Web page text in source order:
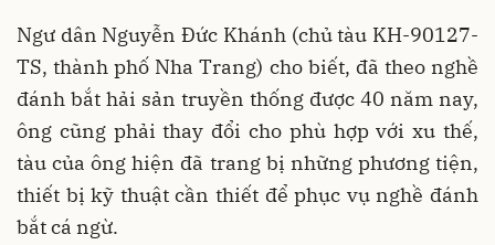
Ngư dân Nguyễn Đức Khánh (chủ tàu KH-90127-
TS, thành phố Nha Trang) cho biết, đã theo nghề
đánh bắt hải sản truyền thống được 40 năm nay,
ông cũng phải thay đổi cho phù hợp với xu thế,
tàu của ông hiện đã trang bị những phương tiện,
thiết bị kỹ thuật cần thiết để phục vụ nghề đánh
bắt cá ngừ.